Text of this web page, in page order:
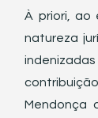
À priori, ao
natureza
Mendonça